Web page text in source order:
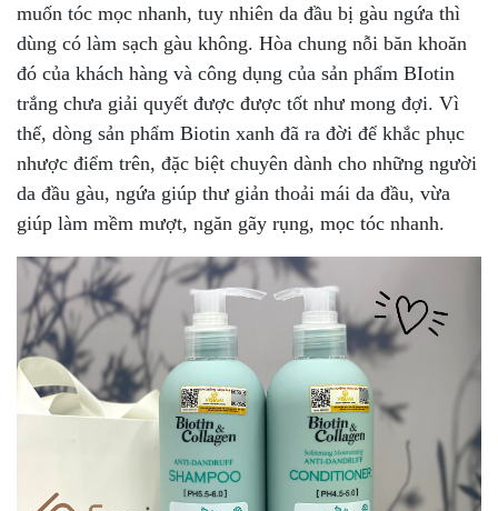
muốn tóc mọc nhanh, tuy nhiên da đầu bị gàu ngứa thì
dùng có làm sạch gàu không. Hòa chung nỗi băn khoăn
đó của khách hàng và công dụng của sản phẩm BIotin
trắng chưa giải quyết được được tốt như mong đợi. Vì
thế, dòng sản phẩm Biotin xanh đã ra đời để khắc phục
nhược điểm trên, đặc biệt chuyên dành cho những người
da đầu gàu, ngứa giúp thư giản thoải mái da đầu, vừa
giúp làm mềm mượt, ngăn gãy rụng, mọc tóc nhanh.